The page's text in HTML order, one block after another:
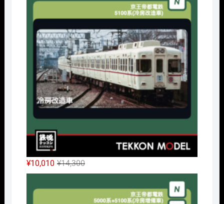
¥32,450
で
し
た。
は
¥24,338
で
す。
¥14,300元
の
価
¥10,010
現
在
の